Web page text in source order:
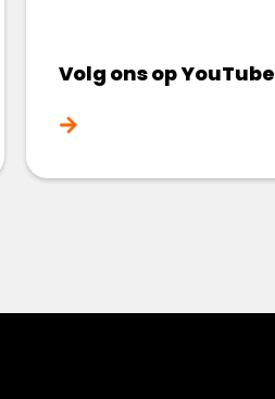
Volg ons op YouTube